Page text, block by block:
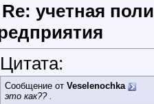
Re: учетная
Цитата:
Сообщение от Veselenochka
это как?? .